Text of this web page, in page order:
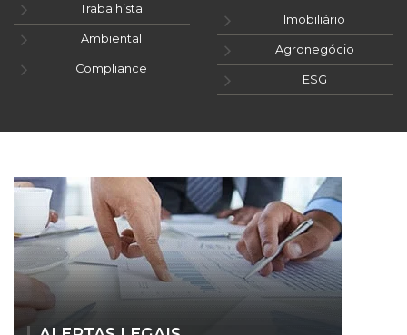
Trabalhista
Ambiental
Compliance
Imobiliário
Agronegócio
ESG